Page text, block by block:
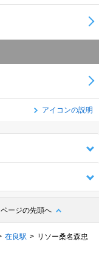
アイコンの説明
ページの先頭へ
在良駅
リソー桑名森忠